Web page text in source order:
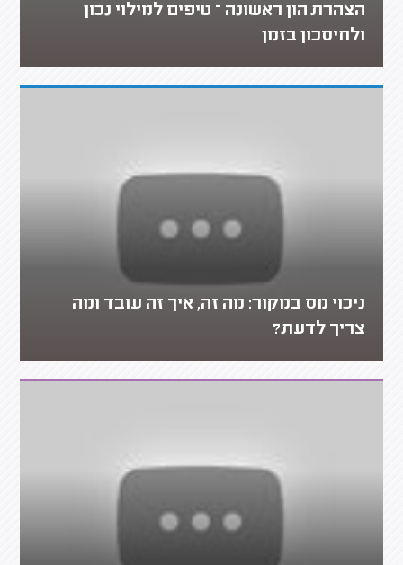
הצהרת הון ראשונה – טיפים למילוי נכון
ולחיסכון בזמן
ניכוי מס במקור: מה זה, איך זה עובד ומה
צריך לדעת?